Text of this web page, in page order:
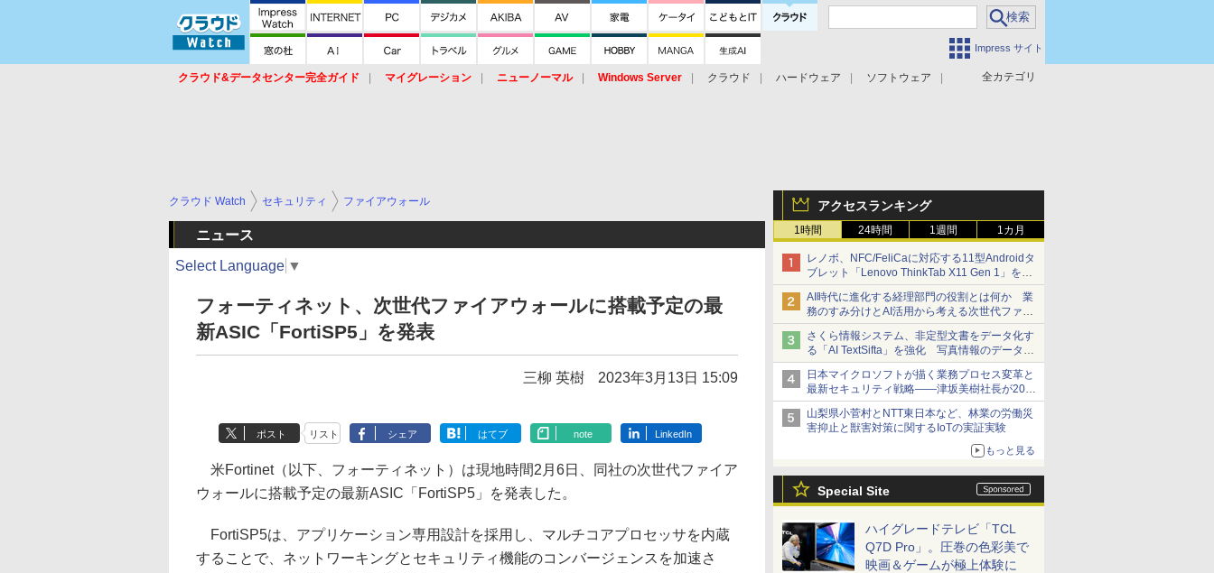
Impress サイト
全カテゴリ
クラウド&データセンター完全ガイド マイグレーション ニューノーマル Windows Server クラウド ハードウェア
ソフトウェア
アクセスランキング
1時間 24時間 1週間 1カ月
レノボ、NFC/FeliCaに対応する11型Androidタ
ブレット「Lenovo ThinkTab X11 Gen 1」を発
売
AI時代に進化する経理部門の役割とは何か 業
務のすみ分けとAI活用から考える次世代ファイ
ナンス戦略
さくら情報システム、非定型文書をデータ化す
る「AI TextSifta」を強化 写真情報のデータ化
などに対応
日本マイクロソフトが描く業務プロセス変革と
最新セキュリティ戦略――津坂美樹社長が2027
年度戦略を説明
山梨県小菅村とNTT東日本など、林業の労働災
害抑止と獣害対策に関するIoTの実証実験
もっと見る
Special Site
ハイグレードテレビ「TCL
Q7D Pro」。圧巻の色彩美で
映画＆ゲームが極上体験に
クラウド Watch セキュリティ ファイアウォール
ニュース
Select Language ▼
フォーティネット、次世代ファイアウォールに搭載予定の最
新ASIC「FortiSP5」を発表
三柳 英樹 2023年3月13日 15:09
ポスト リスト シェア はてブ note LinkedIn
米Fortinet（以下、フォーティネット）は現地時間2月6日、同社の次世代ファイア
ウォールに搭載予定の最新ASIC「FortiSP5」を発表した。
FortiSP5は、アプリケーション専用設計を採用し、マルチコアプロセッサを内蔵
することで、ネットワーキングとセキュリティ機能のコンバージェンスを加速さ